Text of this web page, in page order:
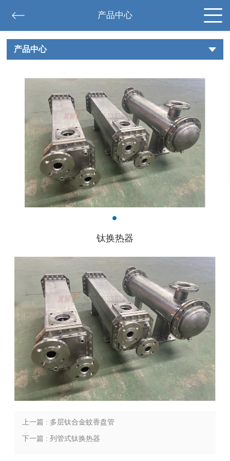
产品中心
产品中心
钛换热器
上一篇 : 多层钛合金蚊香盘管
下一篇 : 列管式钛换热器